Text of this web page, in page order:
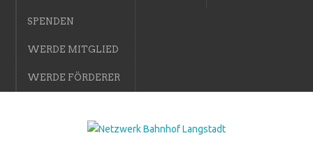
SPENDEN
WERDE MITGLIED
WERDE FÖRDERER